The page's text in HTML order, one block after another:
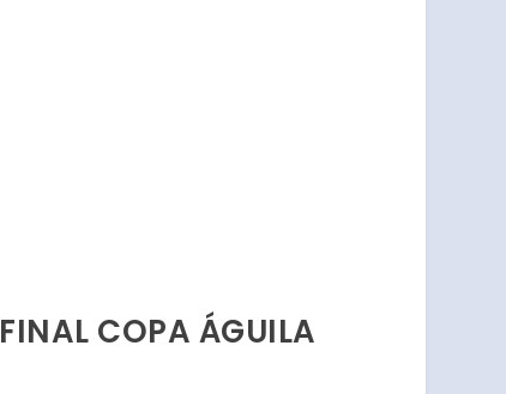
COPA ÁGUILA